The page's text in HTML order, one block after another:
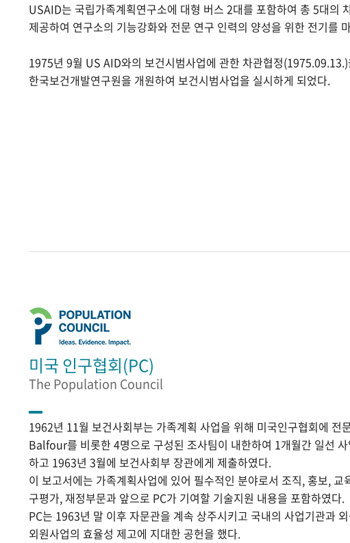
USAID는 국립가족계획연구소에 대형 버스 2대를 포함하여 총 5대의
제공하여 연구소의 기능강화와 전문 연구 인력의 양성을 위한 전기를
1975년 9월 US AID와의 보건시범사업에 관한 차관협정
한국보건개발연구원을 개원하여 보건시범사업을 실시하게 되었다.
미국 인구협회(PC)
The Population Council
1962년 11월 보건사회부는 가족계획 사업을 위해 미국인구협회에 전
Balfour를 비롯한 4명으로 구성된 조사팀이 내한하여 1개월간 일선
하고 1963년 3월에 보건사회부 장관에게 제출하였다.
이 보고서에는 가족계획사업에 있어 필수적인 분야로서 조직, 홍보, 교
구평가, 재정부문과 앞으로 PC가 기여할 기술지원 내용을 포함하였다.
PC는 1963년 말 이후 자문관을 계속 상주시키고 국내의 사업기관과
외원사업의 효율성 제고에 지대한 공헌을 했다.